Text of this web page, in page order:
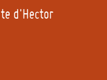
d'Hector